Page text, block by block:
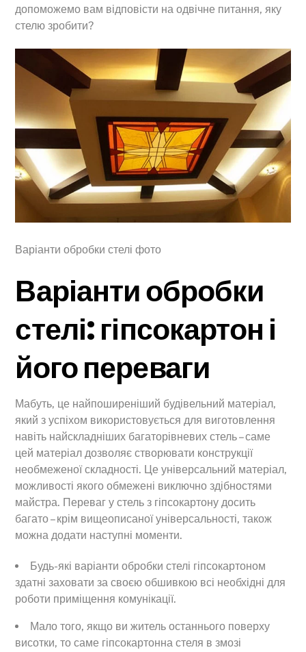
допоможемо вам відповісти на одвічне питання, яку
стелю зробити?
Варіанти обробки стелі фото
Варіанти обробки
стелі: гіпсокартон і
його переваги
Мабуть, це найпоширеніший будівельний матеріал,
який з успіхом використовується для виготовлення
навіть найскладніших багаторівневих стель – саме
цей матеріал дозволяє створювати конструкції
необмеженої складності. Це універсальний матеріал,
можливості якого обмежені виключно здібностями
майстра. Переваг у стель з гіпсокартону досить
багато – крім вищеописаної універсальності, також
можна додати наступні моменти.
Будь-які варіанти обробки стелі гіпсокартоном
здатні заховати за своєю обшивкою всі необхідні для
роботи приміщення комунікації.
Мало того, якщо ви житель останнього поверху
висотки, то саме гіпсокартонна стеля в змозі